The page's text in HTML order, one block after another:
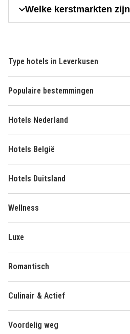
Welke kerstmarkten
Type hotels in Leverkusen
Populaire bestemmingen
Hotels Nederland
Hotels België
Hotels Duitsland
Wellness
Luxe
Romantisch
Culinair & Actief
Voordelig weg